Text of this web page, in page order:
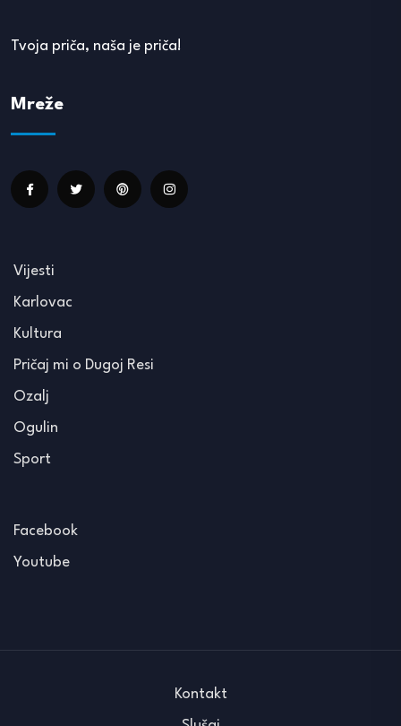
Tvoja priča, naša je priča!
Mreže
Vijesti
Karlovac
Kultura
Pričaj mi o Dugoj Resi
Ozalj
Ogulin
Sport
Facebook
Youtube
Kontakt